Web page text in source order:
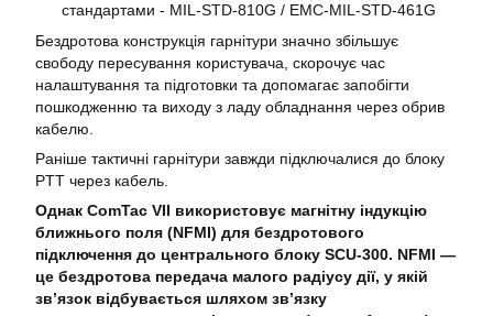
стандартами - MIL-STD-810G / EMC-MIL-STD-461G
Бездротова конструкція гарнітури значно збільшує
свободу пересування користувача, скорочує час
налаштування та підготовки та допомагає запобігти
пошкодженню та виходу з ладу обладнання через обрив
кабелю.
Раніше тактичні гарнітури завжди підключалися до блоку
PTT через кабель.
Однак ComTac VII використовує магнітну індукцію
ближнього поля (NFMI) для бездротового
підключення до центрального блоку SCU-300. NFMI —
це бездротова передача малого радіусу дії, у якій
зв’язок відбувається шляхом зв’язку